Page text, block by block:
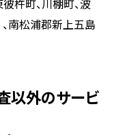
彼杵町、川棚町、波
、南松浦郡新上五島